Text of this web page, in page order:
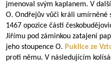
jmenoval svým kaplanem. V
O. Ondřejův vůči králi umírněné
1467 opozice části
Jiřímu pod záminkou zatajení
jeho stoupence O. Puklice ze
proti němu. V následujícím